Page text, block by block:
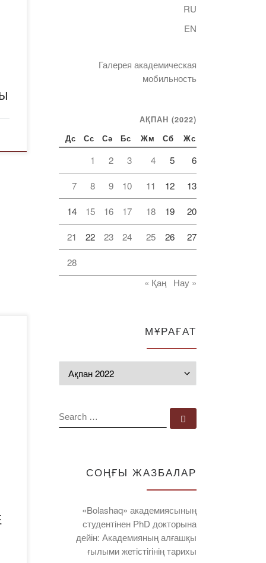
RU
EN
Галерея академическая
мобильность
АҚПАН (2022)
Дс Сс Сә Бс Жм Сб Жс
1 2 3 4 5 6
7 8 9 10 11 12 13
14 15 16 17 18 19 20
21 22 23 24 25 26 27
28
« Қаң
Нау »
МҰРАҒАТ
SEARCH
СОҢҒЫ ЖАЗБАЛАР
«Bolashaq» академиясының
студентінен PhD докторына
дейін: Академияның алғашқы
ғылыми жетістігінің тарихы